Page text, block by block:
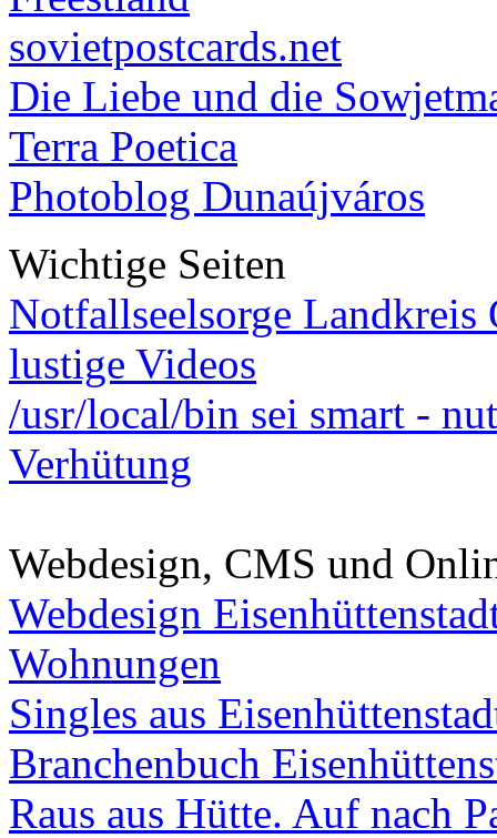
sovietpostcards.net
Die Liebe und die
Terra Poetica
Photoblog Dunaújváros
Wichtige Seiten
Notfallseelsorge Landkreis
lustige Videos
/usr/local/bin sei smart -
Verhütung
Webdesign, CMS und
Webdesign
Wohnungen
Singles aus
Branchenbuch
Raus aus Hütte. Auf nach